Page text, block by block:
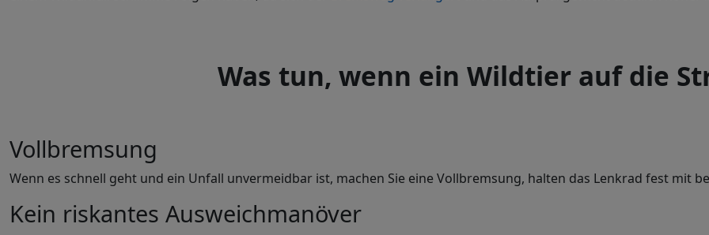
Was tun, wenn ein Wildtier auf die
Vollbremsung
Wenn es schnell geht und ein Unfall unvermeidbar ist, machen Sie eine Vollbremsung, halten das Lenkrad fest mit
Kein riskantes Ausweichmanöver